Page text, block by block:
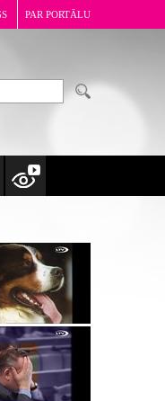
PAR PORTĀLU